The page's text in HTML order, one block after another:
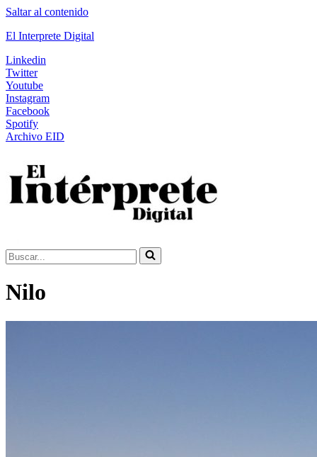
Saltar al contenido
El Interprete Digital
Linkedin
Twitter
Youtube
Instagram
Facebook
Spotify
Archivo EID
Buscar...
Nilo